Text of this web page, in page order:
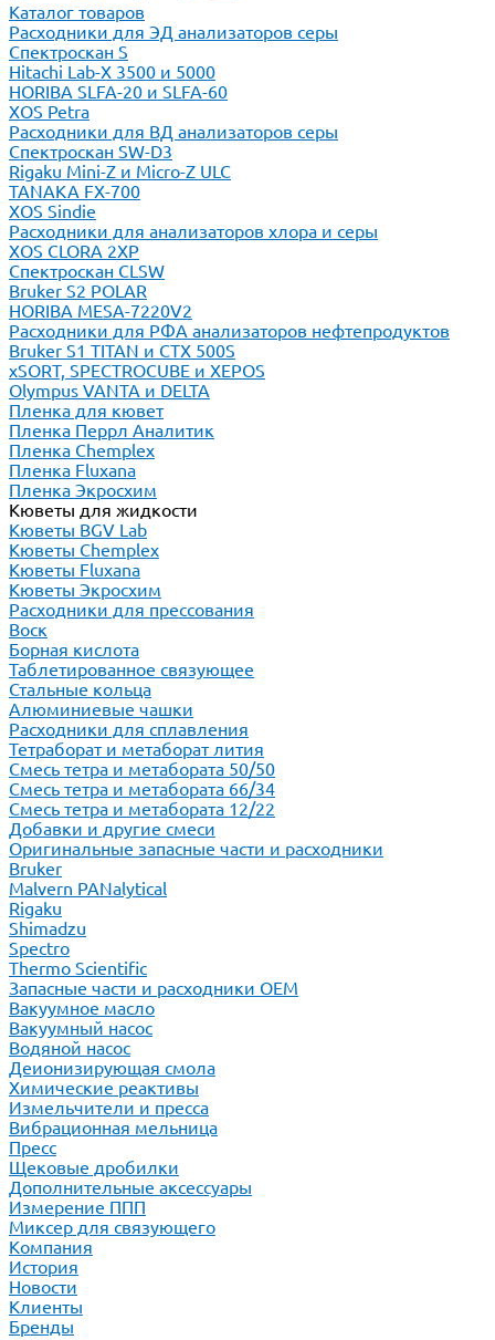
Каталог товаров
Расходники для ЭД анализаторов серы
Спектроскан S
Hitachi Lab-X 3500 и 5000
HORIBA SLFA-20 и SLFA-60
XOS Petra
Расходники для ВД анализаторов серы
Спектроскан SW-D3
Rigaku Mini-Z и Micro-Z ULC
TANAKA FX-700
XOS Sindie
Расходники для анализаторов хлора и серы
XOS CLORA 2XP
Спектроскан CLSW
Bruker S2 POLAR
HORIBA MESA-7220V2
Расходники для РФА анализаторов нефтепродуктов
Bruker S1 TITAN и CTX 500S
xSORT, SPECTROCUBE и XEPOS
Olympus VANTA и DELTA
Пленка для кювет
Пленка Перрл Аналитик
Пленка Chemplex
Пленка Fluxana
Пленка Экросхим
Кюветы для жидкости
Кюветы BGV Lab
Кюветы Chemplex
Кюветы Fluxana
Кюветы Экросхим
Расходники для прессования
Воск
Борная кислота
Таблетированное связующее
Стальные кольца
Алюминиевые чашки
Расходники для сплавления
Тетраборат и метаборат лития
Смесь тетра и метабората 50/50
Смесь тетра и метабората 66/34
Смесь тетра и метабората 12/22
Добавки и другие смеси
Оригинальные запасные части и расходники
Bruker
Malvern PANalytical
Rigaku
Shimadzu
Spectro
Thermo Scientific
Запасные части и расходники ОЕМ
Вакуумное масло
Вакуумный насос
Водяной насос
Деионизирующая смола
Химические реактивы
Измельчители и пресса
Вибрационная мельница
Пресс
Щековые дробилки
Дополнительные аксессуары
Измерение ППП
Миксер для связующего
Компания
История
Новости
Клиенты
Бренды